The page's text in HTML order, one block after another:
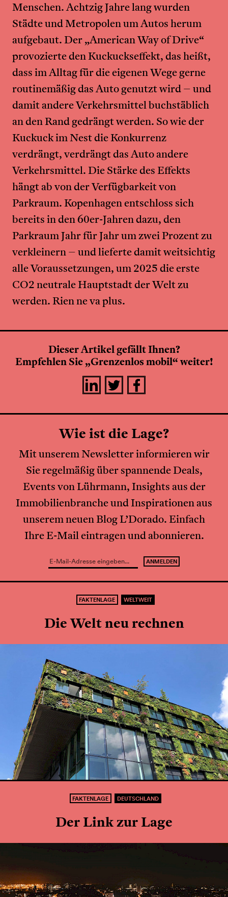
Menschen. Achtzig Jahre lang wurden
Städte und Metropolen um Autos herum
aufgebaut. Der „American Way of Drive“
provozierte den Kuckuckseffekt, das heißt,
dass im Alltag für die eigenen Wege gerne
routinemäßig das Auto genutzt wird – und
damit andere Verkehrsmittel buchstäblich
an den Rand gedrängt werden. So wie der
Kuckuck im Nest die Konkurrenz
verdrängt, verdrängt das Auto andere
Verkehrsmittel. Die Stärke des Effekts
hängt ab von der Verfügbarkeit von
Parkraum. Kopenhagen entschloss sich
bereits in den 60er-Jahren dazu, den
Parkraum Jahr für Jahr um zwei Prozent zu
verkleinern – und lieferte damit weitsichtig
alle Voraussetzungen, um 2025 die erste
CO2 neutrale Hauptstadt der Welt zu
werden. Rien ne va plus.
Dieser Artikel gefällt Ihnen?
Empfehlen Sie „Grenzenlos mobil“ weiter!
Wie ist die Lage?
Mit unserem Newsletter informieren wir
Sie regelmäßig über spannende Deals,
Events von Lührmann, Insights aus der
Immobilienbranche und Inspirationen aus
unserem neuen Blog L’Dorado. Einfach
Ihre E-Mail eintragen und abonnieren.
FAKTENLAGE WELTWEIT
Die Welt neu rechnen
FAKTENLAGE DEUTSCHLAND
Der Link zur Lage